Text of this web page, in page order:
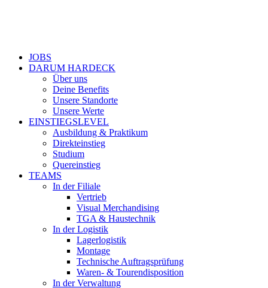
Close
Menu
JOBS
DARUM HARDECK
Über uns
Deine Benefits
Unsere Standorte
Unsere Werte
EINSTIEGSLEVEL
Ausbildung & Praktikum
Direkteinstieg
Studium
Quereinstieg
TEAMS
In der Filiale
Vertrieb
Visual Merchandising
TGA & Haustechnik
In der Logistik
Lagerlogistik
Montage
Technische Auftragsprüfung
Waren- & Tourendisposition
In der Verwaltung